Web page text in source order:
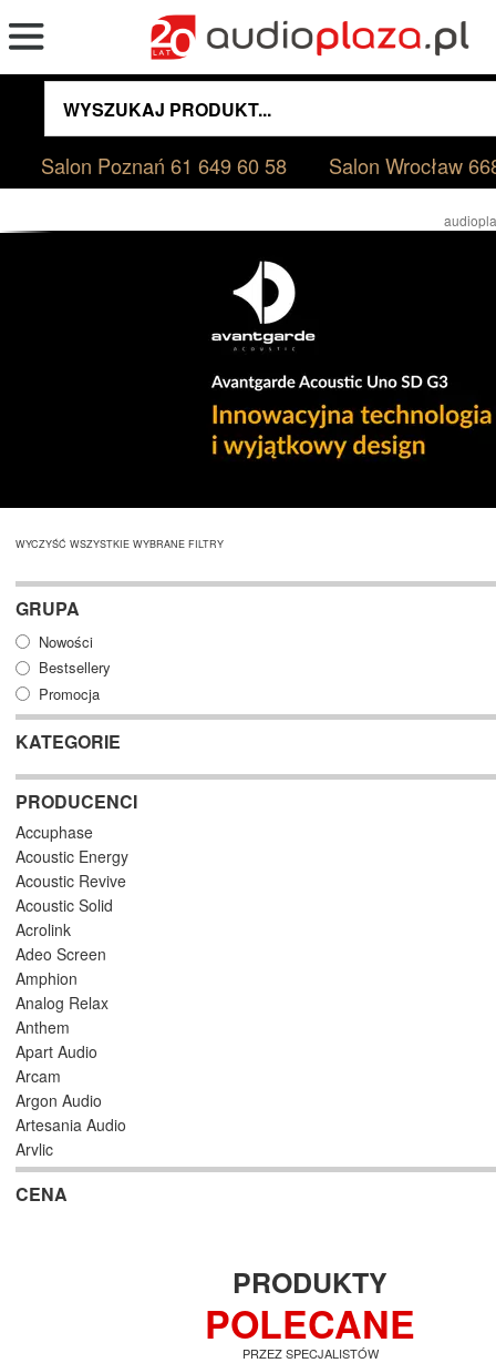
Salon Poznań61 649 60 58 Salon Wrocław
WYCZYŚĆ WSZYSTKIE WYBRANE FILTRY
GRUPA
Nowości
Bestsellery
Promocja
KATEGORIE
PRODUCENCI
Accuphase
Acoustic Energy
Acoustic Revive
Acoustic Solid
Acrolink
Adeo Screen
Amphion
Analog Relax
Anthem
Apart Audio
Arcam
Argon Audio
Artesania Audio
Arylic
Astell/Kern
Atlas
CENA
PRODUKTY
POLECANE
PRZEZ SPECJALISTÓW